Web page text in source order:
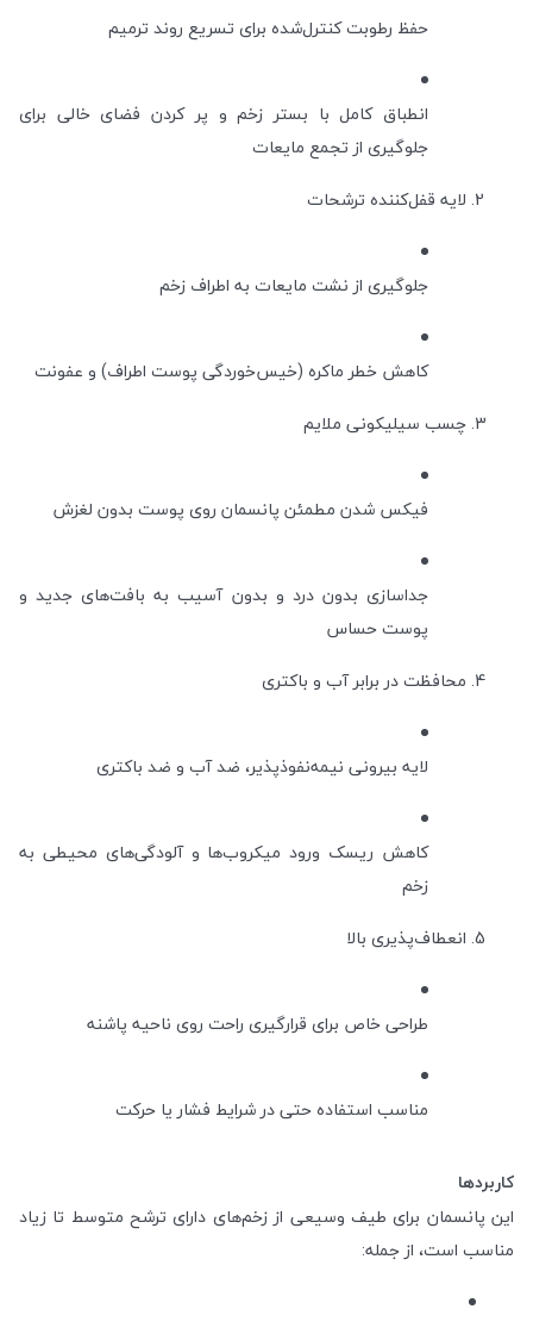
حفظ رطوبت کنترل‌شده برای تسریع روند ترمیم
انطباق کامل با بستر زخم و پر کردن فضای خالی برای
جلوگیری از تجمع مایعات
لایه قفل‌کننده ترشحات
جلوگیری از نشت مایعات به اطراف زخم
کاهش خطر ماکره (خیس‌خوردگی پوست اطراف) و عفونت
چسب سیلیکونی ملایم
فیکس شدن مطمئن پانسمان روی پوست بدون لغزش
جداسازی بدون درد و بدون آسیب به بافت‌های جدید و
پوست حساس
محافظت در برابر آب و باکتری
لایه بیرونی نیمه‌نفوذپذیر، ضد آب و ضد باکتری
کاهش ریسک ورود میکروب‌ها و آلودگی‌های محیطی به
زخم
انعطاف‌پذیری بالا
طراحی خاص برای قرارگیری راحت روی ناحیه پاشنه
مناسب استفاده حتی در شرایط فشار یا حرکت
کاربردها
این پانسمان برای طیف وسیعی از زخم‌های دارای ترشح متوسط تا زیاد
مناسب است، از جمله: